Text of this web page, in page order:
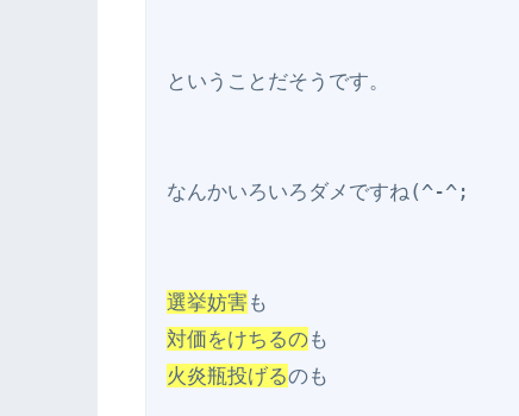
ということだそうです。
なんかいろいろダメですね(^-^;
選挙妨害
対価をけちるの
火炎瓶投げるのも